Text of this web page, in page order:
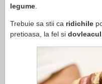
legume
Trebuie sa stii ca ridichile
pretioasa, la fel si dovleacul